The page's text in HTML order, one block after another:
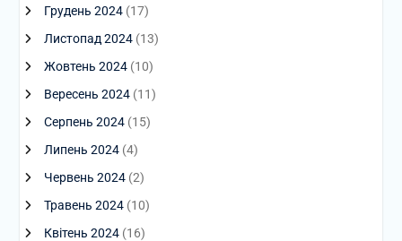
Грудень 2024(17)
Листопад 2024(13)
Жовтень 2024(10)
Вересень 2024(11)
Серпень 2024(15)
Липень 2024(4)
Червень 2024(2)
Травень 2024(10)
Квітень 2024(16)